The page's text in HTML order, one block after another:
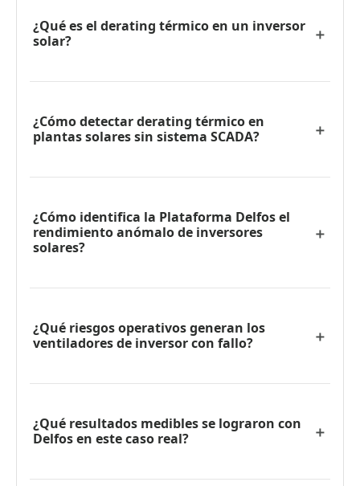
¿Qué es el derating térmico en un inversor
solar?
¿Cómo detectar derating térmico en
plantas solares sin sistema SCADA?
¿Cómo identifica la Plataforma Delfos el
rendimiento anómalo de inversores
solares?
¿Qué riesgos operativos generan los
ventiladores de inversor con fallo?
¿Qué resultados medibles se lograron con
Delfos en este caso real?